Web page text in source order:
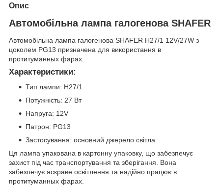
Опис
Автомобільна лампа галогенова SHAFER
Автомобільна лампа галогенова SHAFER H27/1 12V/27W з
цоколем PG13 призначена для використання в
протитуманных фарах.
Характеристики:
Тип лампи: H27/1
Потужність: 27 Вт
Напруга: 12V
Патрон: PG13
Застосування: основний джерело світла
Ця лампа упакована в картонну упаковку, що забезпечує
захист під час транспортування та зберігання. Вона
забезпечує яскраве освітлення та надійно працює в
протитуманных фарах.